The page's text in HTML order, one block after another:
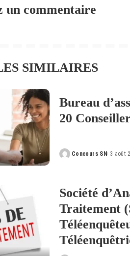
un commentaire
SIMILAIRES
Bureau
20
Posted
Concours SN 3 août
Société
Traitement